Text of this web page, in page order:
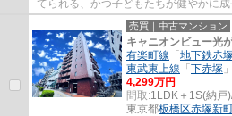
てられる、かつ子どもたちが健やかに
事業としてさまざまな取り組みを行って
売買｜中古マンション
キャニオンビュー光
有楽町線 「 地下鉄赤
東武東上線 「 下赤塚
4,299万円
間取:1LDK＋1S(納戸
東京都板橋区赤塚新